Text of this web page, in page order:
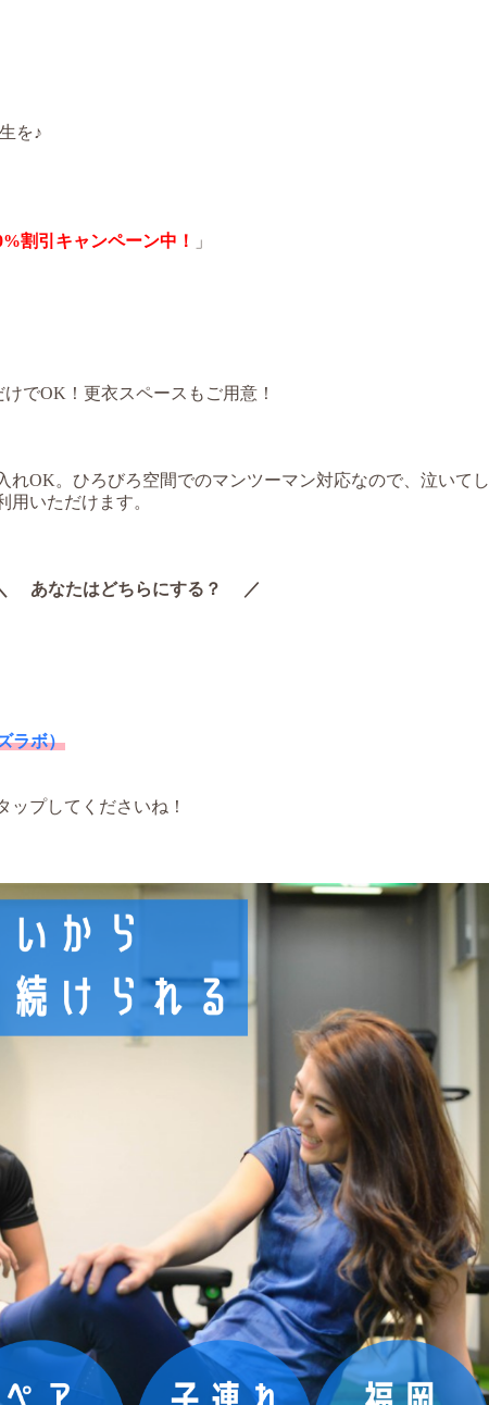
を♪
割引キャンペーン中！
」
でOK！更衣スペースもご用意！
れOK。ひろびろ空間でのマンツーマン対応なので、泣いてし
用いただけます。
あなたはどちらにする？ ／
ラボ）
ップしてくださいね！